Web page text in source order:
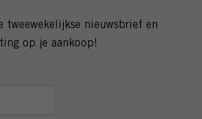
tweewekelijkse nieuwsbrief en
op je aankoop!